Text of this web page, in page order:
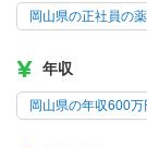
岡山県の正社員の
年収
岡山県の年収600